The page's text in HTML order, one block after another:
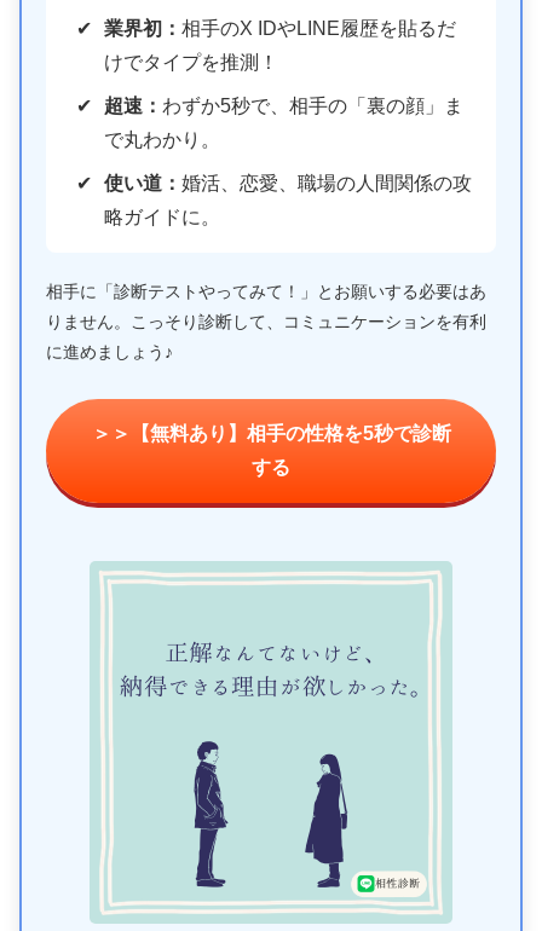
業界初：相手のX IDやLINE履歴を貼るだ
けでタイプを推測！
超速： わずか5秒で、相手の「裏の顔」ま
で丸わかり。
使い道：婚活、恋愛、職場の人間関係の攻
略ガイドに。
相手に「診断テストやってみて！」とお願いする必要はあ
りません。こっそり診断して、コミュニケーションを有利
に進めましょう♪
＞＞【無料あり】相手の性格を5秒で診断
する